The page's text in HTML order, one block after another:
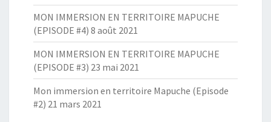
MON IMMERSION EN TERRITOIRE MAPUCHE
(EPISODE #4) 8 août 2021
MON IMMERSION EN TERRITOIRE MAPUCHE
(EPISODE #3) 23 mai 2021
Mon immersion en territoire Mapuche (Episode
#2) 21 mars 2021